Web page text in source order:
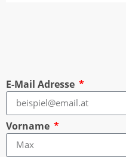
E-Mail Adresse
Vorname